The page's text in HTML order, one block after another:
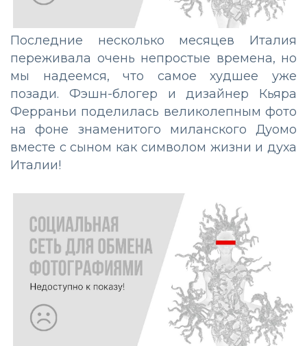
Последние несколько месяцев Италия
переживала очень непростые времена, но
мы надеемся, что самое худшее уже
позади. Фэшн-блогер и дизайнер Кьяра
Ферраньи поделилась великолепным фото
на фоне знаменитого миланского Дуомо
вместе с сыном как символом жизни и духа
Италии!